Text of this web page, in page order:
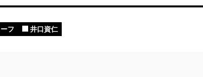
フ 井口資仁